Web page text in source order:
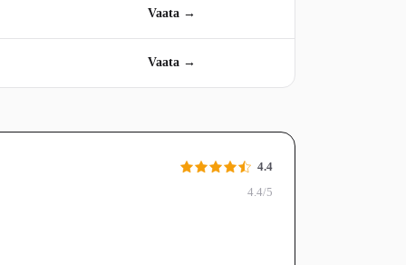
Vaata →
Vaata →
4.4
4.4/5